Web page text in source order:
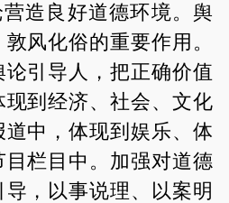
造良好道德环境。舆
风化俗的重要作用。
引导人，把正确价值
到经济、社会、文化
中，体现到娱乐、体
栏目中。加强对道德
，以事说理、以案明